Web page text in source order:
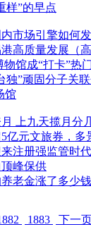
样”的早点
市场引擎如
高质量发展（
馆成“打卡”热
独”顽固分子关
馆
上九天揽月分
亿元文旅券，多
注册强监管时代
峰保供
老金涨了多少
1883 下一